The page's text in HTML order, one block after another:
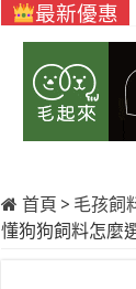
最新優惠
首頁 > 毛孩飼
懂狗狗飼料怎麼